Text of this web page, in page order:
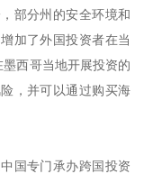
部分州的安全环境和
加了外国投资者在当
西哥当地开展投资的
，并可以通过购买海
国专门承办跨国投资